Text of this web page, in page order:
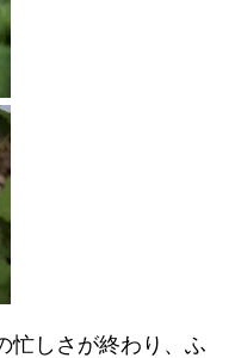
忙しさが終わり、ふ